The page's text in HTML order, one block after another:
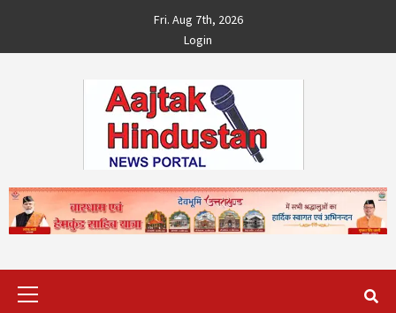
content
Fri. Aug 7th, 2026
Login